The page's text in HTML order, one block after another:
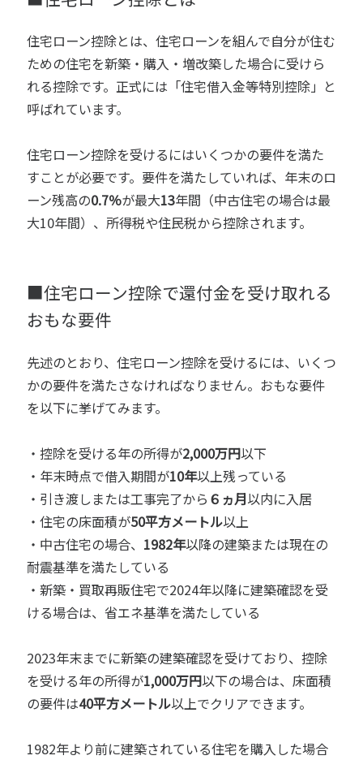
住宅ローン控除とは、住宅ローンを組んで自分が住む
ための住宅を新築・購入・増改築した場合に受けら
れる控除です。正式には「住宅借入金等特別控除」と
呼ばれています。
住宅ローン控除を受けるにはいくつかの要件を満た
すことが必要です。要件を満たしていれば、年末のロ
ーン残高の0.7％が最大13年間（中古住宅の場合は最
大10年間）、所得税や住民税から控除されます。
■住宅ローン控除で還付金を受け取れる
おもな要件
先述のとおり、住宅ローン控除を受けるには、いくつ
かの要件を満たさなければなりません。おもな要件
を以下に挙げてみます。
・控除を受ける年の所得が2,000万円以下
・年末時点で借入期間が10年以上残っている
・引き渡しまたは工事完了から ６ヵ月以内に入居
・住宅の床面積が50平方メートル以上
・中古住宅の場合、 1982年以降の建築または現在の
耐震基準を満たしている
・新築・買取再販住宅で2024年以降に建築確認を受
ける場合は、省エネ基準を満たしている
2023年末までに新築の建築確認を受けており、控除
を受ける年の所得が1,000万円以下の場合は、床面積
の要件は40平方メートル以上でクリアできます。
1982年より前に建築されている住宅を購入した場合